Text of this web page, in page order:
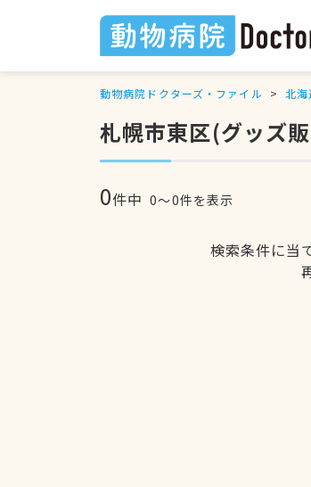
動物病院ドクターズ・ファイル 北海
札幌市東区(グッズ
0件中 0〜0件を表示
検索条件に当